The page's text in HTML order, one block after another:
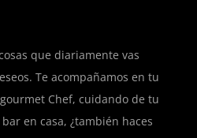
que diariamente vas
Te acompañamos en tu
Chef, cuidando de tu
en casa, ¿también haces